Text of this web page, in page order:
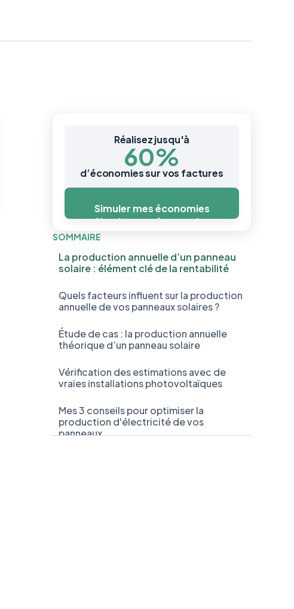
Réalisez jusqu'à
60%
d’économies sur vos factures
Simuler mes économies
Simuler mes économies
SOMMAIRE
La production annuelle d’un panneau
solaire : élément clé de la rentabilité
Quels facteurs influent sur la production
annuelle de vos panneaux solaires ?
Étude de cas : la production annuelle
théorique d’un panneau solaire
Vérification des estimations avec de
vraies installations photovoltaïques
Mes 3 conseils pour optimiser la
production d'électricité de vos
panneaux